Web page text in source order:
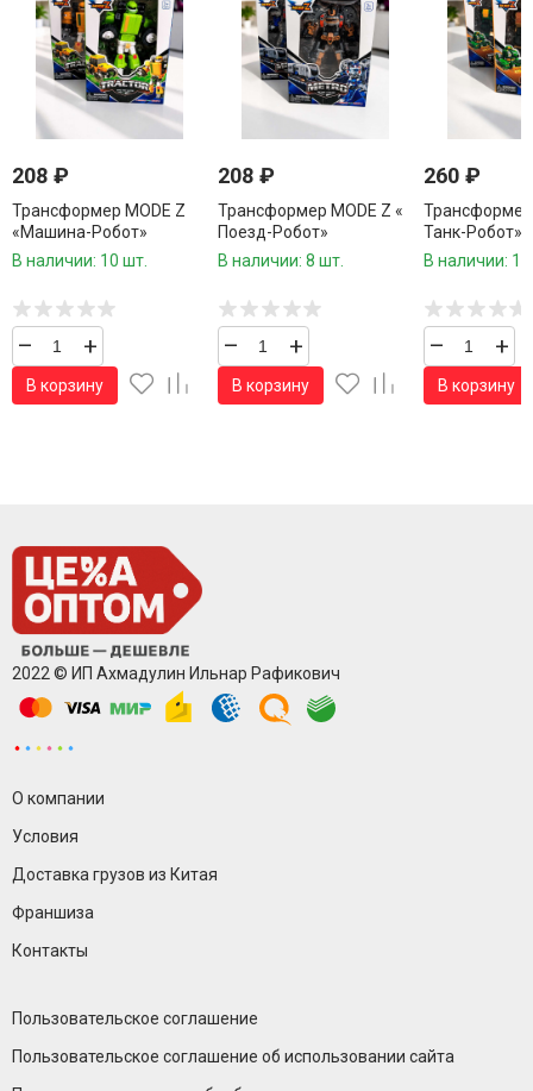
208 ₽
Трансформер MODE Z
«Машина-Робот»
В наличии: 10 шт.
– +
В корзину
208 ₽
Трансформер MODE Z «
Поезд-Робот»
В наличии: 8 шт.
– +
В корзину
260 ₽
Трансформер
Танк-Робот»
В наличии:
– +
В корзину
2022 © ИП Ахмадулин Ильнар Рафикович
О компании
Условия
Доставка грузов из Китая
Франшиза
Контакты
Пользовательское соглашение
Пользовательское соглашение об использовании сайта